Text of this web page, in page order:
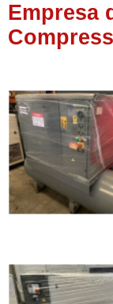
Empresa